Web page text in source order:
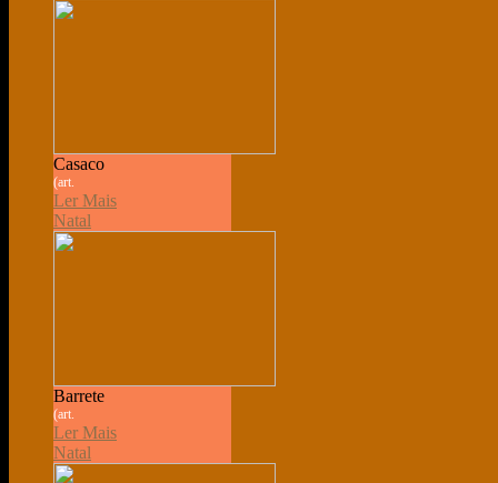
Casaco
(art.
Ler Mais
Natal
Barrete
(art.
Ler Mais
Natal